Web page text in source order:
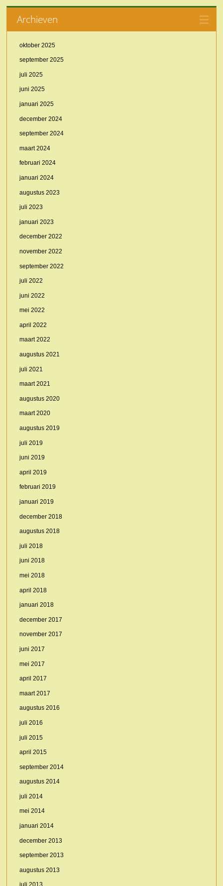
Archieven
oktober 2025
september 2025
juli 2025
juni 2025
januari 2025
december 2024
september 2024
maart 2024
februari 2024
januari 2024
augustus 2023
juli 2023
januari 2023
december 2022
november 2022
september 2022
juli 2022
juni 2022
mei 2022
april 2022
maart 2022
augustus 2021
juli 2021
maart 2021
augustus 2020
maart 2020
augustus 2019
juli 2019
juni 2019
april 2019
februari 2019
januari 2019
december 2018
augustus 2018
juli 2018
juni 2018
mei 2018
april 2018
januari 2018
december 2017
november 2017
juni 2017
mei 2017
april 2017
maart 2017
augustus 2016
juli 2016
juli 2015
april 2015
september 2014
augustus 2014
juli 2014
mei 2014
januari 2014
december 2013
september 2013
augustus 2013